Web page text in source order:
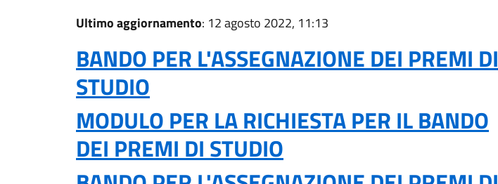
Ultimo aggiornamento: 12 agosto 2022, 11:13
BANDO PER L'ASSEGNAZIONE DEI PREMI DI
STUDIO
MODULO PER LA RICHIESTA PER IL BANDO
DEI PREMI DI STUDIO